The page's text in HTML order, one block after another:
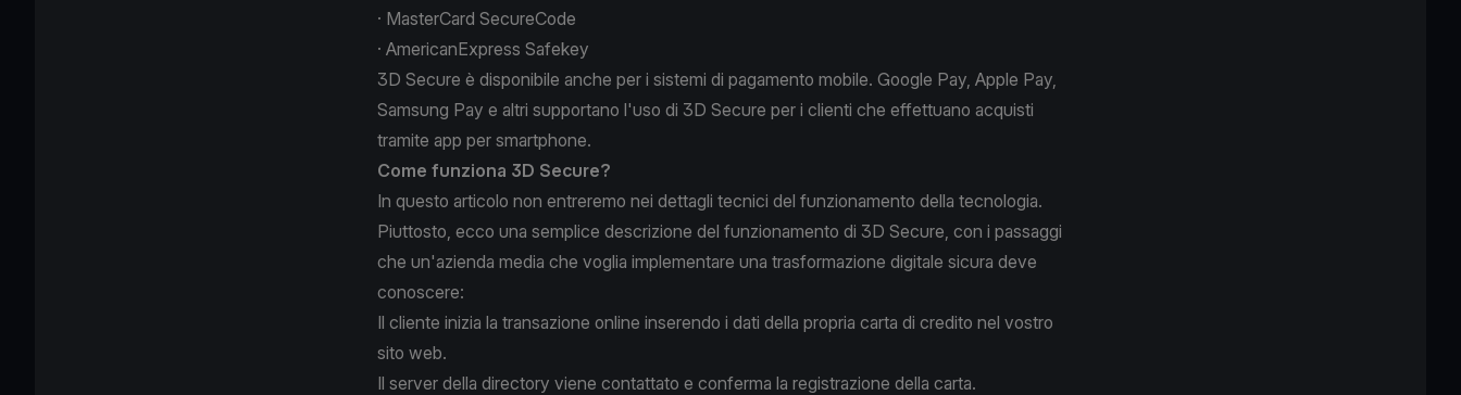
· MasterCard SecureCode
· AmericanExpress Safekey
3D Secure è disponibile anche per i sistemi di pagamento mobile. Google Pay, Apple Pay,
Samsung Pay e altri supportano l'uso di 3D Secure per i clienti che effettuano acquisti
tramite app per smartphone.
Come funziona 3D Secure?
In questo articolo non entreremo nei dettagli tecnici del funzionamento della tecnologia.
Piuttosto, ecco una semplice descrizione del funzionamento di 3D Secure, con i passaggi
che un'azienda media che voglia implementare una trasformazione digitale sicura deve
conoscere:
Il cliente inizia la transazione online inserendo i dati della propria carta di credito nel vostro
sito web.
Il server della directory viene contattato e conferma la registrazione della carta.